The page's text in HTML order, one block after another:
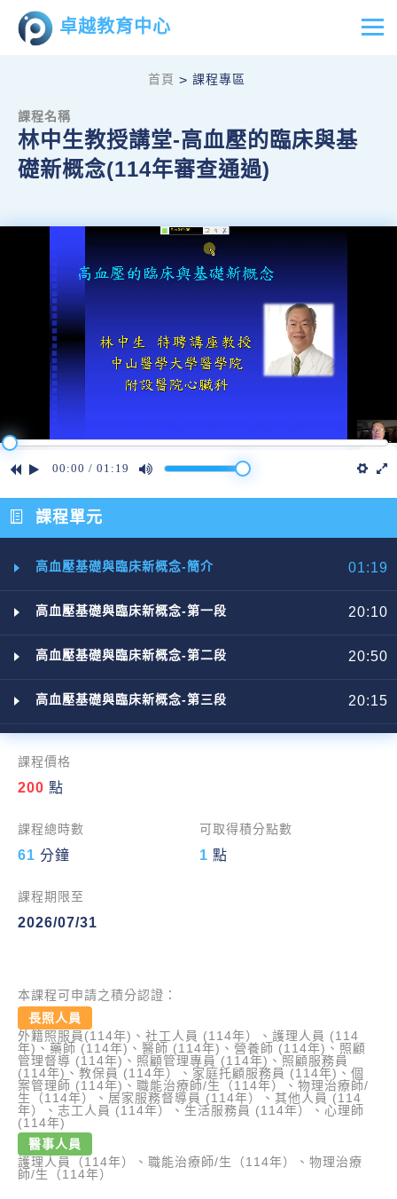
卓越教育中心
首頁 > 課程專區
課程名稱
林中生教授講堂-高血壓的臨床與基
礎新概念(114年審查通過)
00:00 / 01:19
課程單元
高血壓基礎與臨床新概念-簡介 01:19
高血壓基礎與臨床新概念-第一段 20:10
高血壓基礎與臨床新概念-第二段 20:50
高血壓基礎與臨床新概念-第三段 20:15
課程價格
200 點
課程總時數
61 分鐘
可取得積分點數
1 點
課程期限至
2026/07/31
本課程可申請之積分認證：
長照人員
外籍照服員(114年)、社工人員 (114年）、護理人員 (114
年)、藥師 (114年)、醫師 (114年)、營養師 (114年)、照顧
管理督導 (114年)、照顧管理專員 (114年)、照顧服務員
(114年)、教保員 (114年）、家庭托顧服務員 (114年)、個
案管理師 (114年)、職能治療師/生（114年）、物理治療師/
生（114年）、居家服務督導員 (114年）、其他人員 (114
年）、志工人員 (114年）、生活服務員 (114年）、心理師
(114年)
醫事人員
護理人員（114年）、職能治療師/生（114年）、物理治療
師/生（114年）